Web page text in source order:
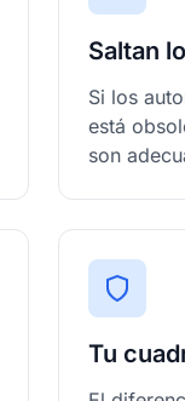
Saltan
Si los
está
son
Tu